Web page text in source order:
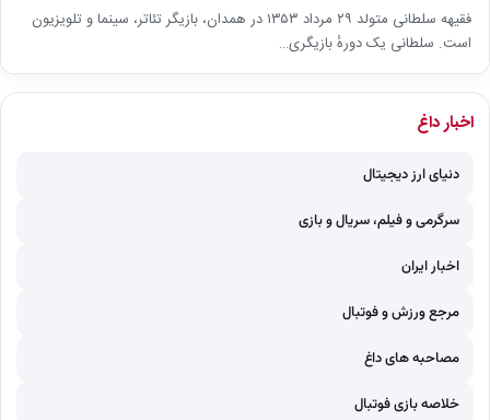
فقیهه سلطانی متولد ۲۹ مرداد ۱۳۵۳ در همدان، بازیگر تئاتر، سینما و تلویزیون
است. سلطانی یک دورهٔ بازیگری…
اخبار داغ
دنیای ارز دیجیتال
سرگرمی و فیلم، سریال و بازی
اخبار ایران
مرجع ورزش و فوتبال
مصاحبه های داغ
خلاصه بازی فوتبال